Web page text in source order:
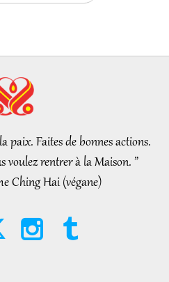
pourparlers de paix
meat producer in legal
paix. Faites de bonnes actions.
voulez rentrer à la Maison. ”
Ching Hai (végane)